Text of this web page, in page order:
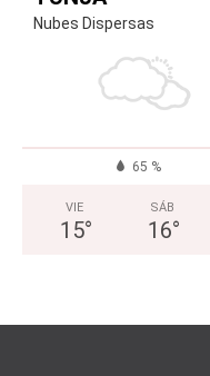
Nubes Dispersas
65 %
VIE
15°
SÁB
16°